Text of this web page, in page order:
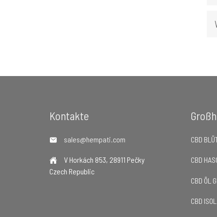
Footer
Kontakte
sales@hempati.com
V Horkách 853, 28911 Pečky
Czech Republic
CBD
CBD
CBD ÖL
CBD